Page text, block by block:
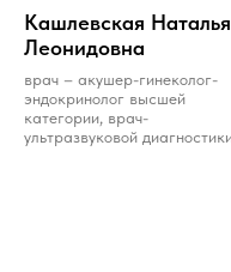
Кашлевская Наталья
Леонидовна
врач – акушер-гинеколог-
эндокринолог высшей
категории, врач-
ультразвуковой